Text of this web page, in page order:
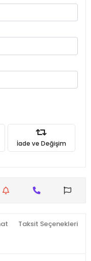
İade ve Değişim
Taksit Seçenekleri